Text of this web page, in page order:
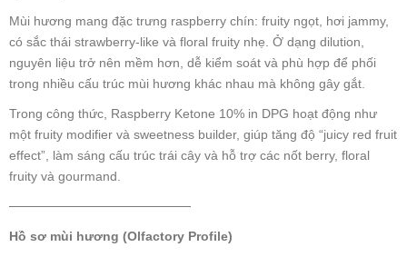
Mùi hương mang đặc trưng raspberry chín: fruity ngọt, hơi jammy,
có sắc thái strawberry-like và floral fruity nhẹ. Ở dạng dilution,
nguyên liệu trở nên mềm hơn, dễ kiểm soát và phù hợp để phối
trong nhiều cấu trúc mùi hương khác nhau mà không gây gắt.
Trong công thức, Raspberry Ketone 10% in DPG hoạt động như
một fruity modifier và sweetness builder, giúp tăng độ “juicy red fruit
effect”, làm sáng cấu trúc trái cây và hỗ trợ các nốt berry, floral
fruity và gourmand.
────────────────────
Hồ sơ mùi hương (Olfactory Profile)